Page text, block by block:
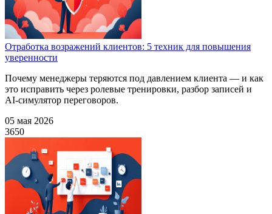
Отработка возражений клиентов: 5 техник для повышения
уверенности
Почему менеджеры теряются под давлением клиента — и как
это исправить через ролевые тренировки, разбор записей и
AI-симулятор переговоров.
05 мая 2026
3650